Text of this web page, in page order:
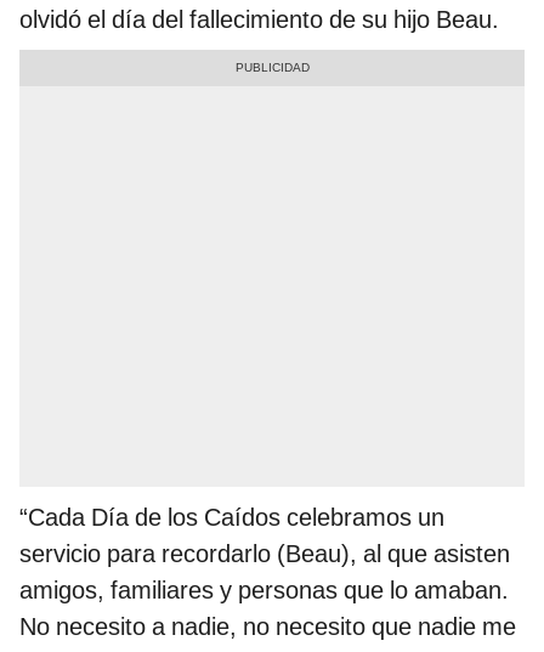
olvidó el día del fallecimiento de su hijo Beau.
“Cada Día de los Caídos celebramos un
servicio para recordarlo (Beau), al que asisten
amigos, familiares y personas que lo amaban.
No necesito a nadie, no necesito que nadie me